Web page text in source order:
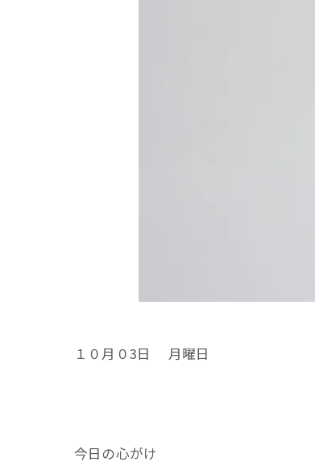
１０月０3日 月曜日
今日の心がけ